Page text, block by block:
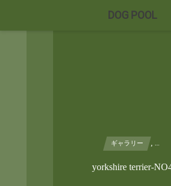
DOG POOL
ギャラリー , …
yorkshire terrier-